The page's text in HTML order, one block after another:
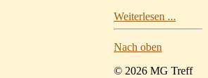
Weiterlesen ...
Nach oben
© 2026 MG Treff